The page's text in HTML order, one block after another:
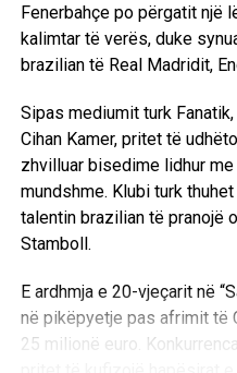
yllit egjiptian, Trabzonspori
Galatasarayn dhe
kampionit në Turqi.
D.L
Fenerbahçe po përgatit një
kalimtar të verës, duke
brazilian të Real Madridit,
Sipas mediumit turk
Cihan Kamer, pritet të
zhvilluar bisedime lidhur
mundshme. Klubi turk
talentin brazilian të pranojë
Stamboll.
E ardhmja e 20-vjeçarit në
në pikëpyetje pas afrimit të
25 milionë euro.